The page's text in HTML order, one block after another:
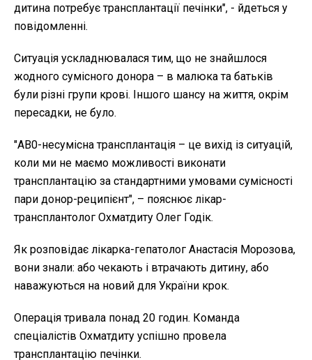
дитина потребує трансплантації печінки", - йдеться у
повідомленні.
Ситуація ускладнювалася тим, що не знайшлося
жодного сумісного донора – в малюка та батьків
були різні групи крові. Іншого шансу на життя, окрім
пересадки, не було.
"АВ0-несумісна трансплантація – це вихід із ситуацій,
коли ми не маємо можливості виконати
трансплантацію за стандартними умовами сумісності
пари донор-реципієнт", – пояснює лікар-
трансплантолог Охматдиту Олег Годік.
Як розповідає лікарка-гепатолог Анастасія Морозова,
вони знали: або чекають і втрачають дитину, або
наважуються на новий для України крок.
Операція тривала понад 20 годин. Команда
спеціалістів Охматдиту успішно провела
трансплантацію печінки.